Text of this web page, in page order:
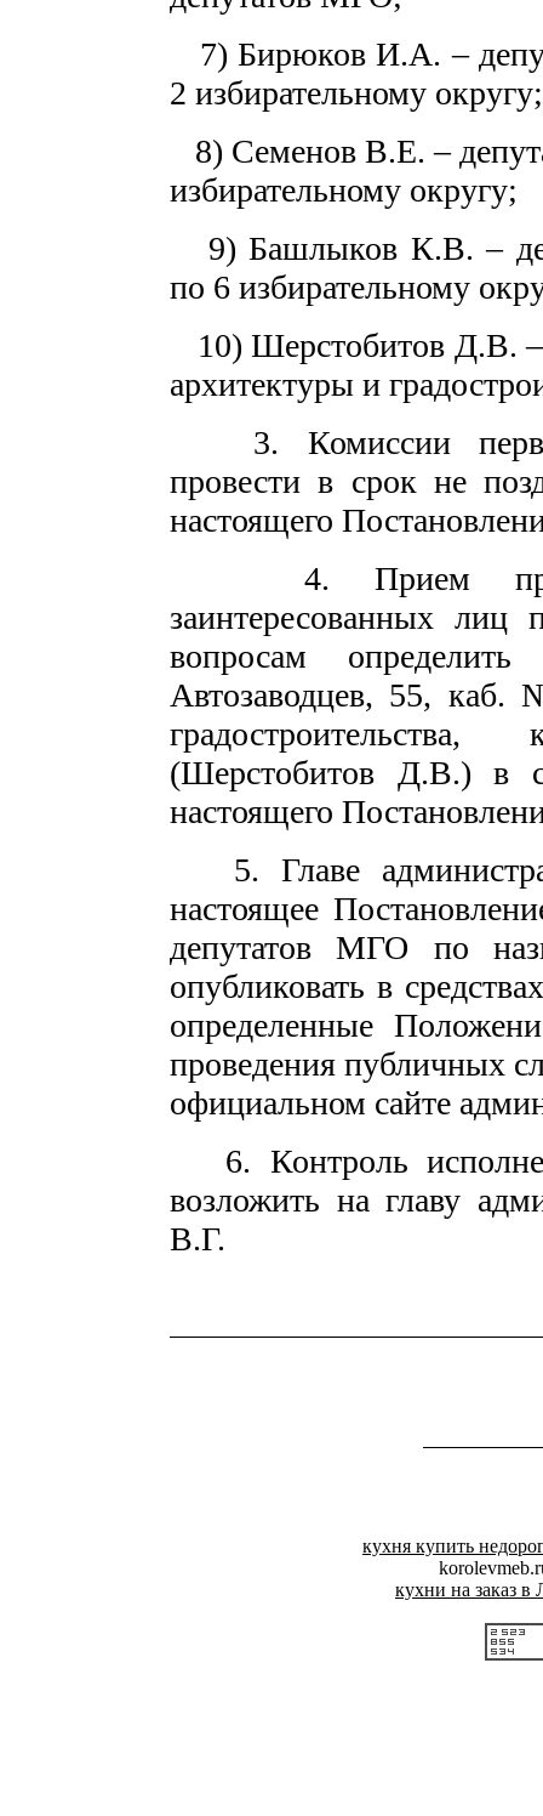
7) Бирюков И.А. –
2 избирательному округу;
8) Семенов В.Е. –
избирательному округу;
9) Башлыков К.В. –
по 6 избирательному
10) Шерстобитов Д.В. –
архитектуры и
3. Комиссии первое
провести в срок не
настоящего
4. Прием
заинтересованных
вопросам
Автозаводцев, 55, каб.
(Шерстобитов Д.В.) в
настоящего
5. Главе
настоящее
депутатов МГО по
опубликовать в
определенные
проведения публичных
официальном сайте
6. Контроль
возложить на главу
В.Г.
кухня купить
кухни на заказ в